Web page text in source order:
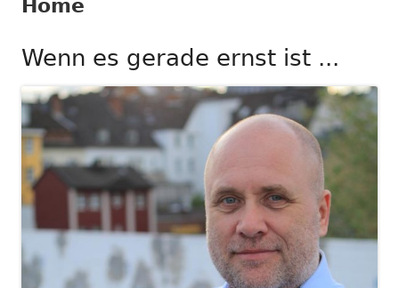
Home
Wenn es gerade ernst ist ...